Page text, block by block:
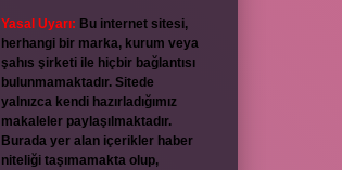
Yasal Uyarı: Bu internet sitesi,
herhangi bir marka, kurum veya
şahıs şirketi ile hiçbir bağlantısı
bulunmamaktadır. Sitede
yalnızca kendi hazırladığımız
makaleler paylaşılmaktadır.
Burada yer alan içerikler haber
niteliği taşımamakta olup,